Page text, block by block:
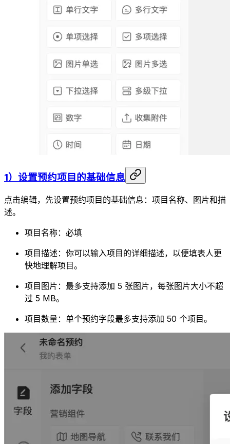
1）设置预约项目的基础信息
点击编辑，先设置预约项目的基础信息：项目名称、图片和描
述。
项目名称：必填
项目描述：你可以输入项目的详细描述，以便填表人更
快地理解项目。
项目图片：最多支持添加 5 张图片，每张图片大小不超
过 5 MB。
项目数量：单个预约字段最多支持添加 50 个项目。